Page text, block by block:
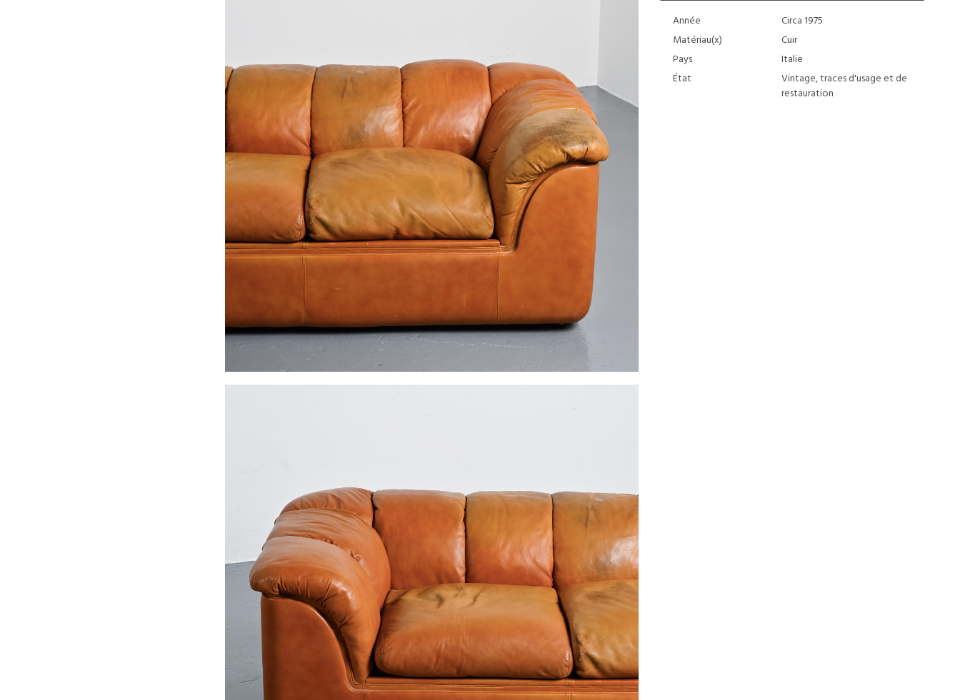
Année
Circa 1975
Matériau(x)
Cuir
Pays
Italie
État
Vintage, traces d'usage et de
restauration